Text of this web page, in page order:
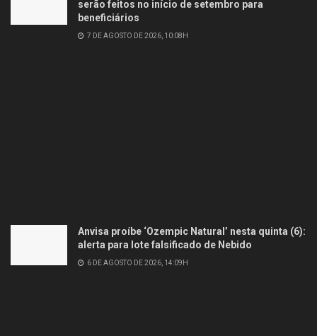
serão feitos no início de setembro para
beneficiários
7 DE AGOSTO DE 2026, 10:08H
Anvisa proíbe ‘Ozempic Natural’ nesta quinta (6):
alerta para lote falsificado de Nebido
6 DE AGOSTO DE 2026, 14:09H